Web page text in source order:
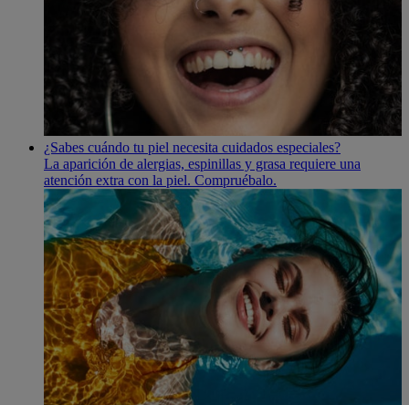
¿Sabes cuándo tu piel necesita cuidados especiales?
La aparición de alergias, espinillas y grasa requiere una
atención extra con la piel. Compruébalo.